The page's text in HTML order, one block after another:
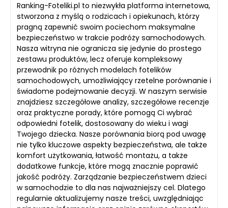
Ranking-Foteliki.pl to niezwykła platforma internetowa,
stworzona z myślą o rodzicach i opiekunach, którzy
pragną zapewnić swoim pociechom maksymalne
bezpieczeństwo w trakcie podróży samochodowych.
Nasza witryna nie ogranicza się jedynie do prostego
zestawu produktów, lecz oferuje kompleksowy
przewodnik po różnych modelach fotelików
samochodowych, umożliwiający rzetelne porównanie i
świadome podejmowanie decyzji. W naszym serwisie
znajdziesz szczegółowe analizy, szczegółowe recenzje
oraz praktyczne porady, które pomogą Ci wybrać
odpowiedni fotelik, dostosowany do wieku i wagi
Twojego dziecka. Nasze porównania biorą pod uwagę
nie tylko kluczowe aspekty bezpieczeństwa, ale także
komfort użytkowania, łatwość montażu, a także
dodatkowe funkcje, które mogą znacznie poprawić
jakość podróży. Zarządzanie bezpieczeństwem dzieci
w samochodzie to dla nas najważniejszy cel. Dlatego
regularnie aktualizujemy nasze treści, uwzględniając